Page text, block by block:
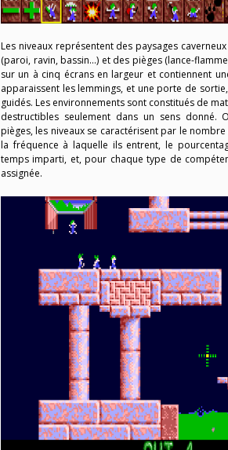
Les niveaux représentent des paysages
(paroi, ravin, bassin…) et des pièges (lance-
sur un à cinq écrans en largeur et contiennent
apparaissent les lemmings, et une porte de
guidés. Les environnements sont constitués de
destructibles seulement dans un sens donné.
pièges, les niveaux se caractérisent par le
la fréquence à laquelle ils entrent, le
temps imparti, et, pour chaque type de
assignée.